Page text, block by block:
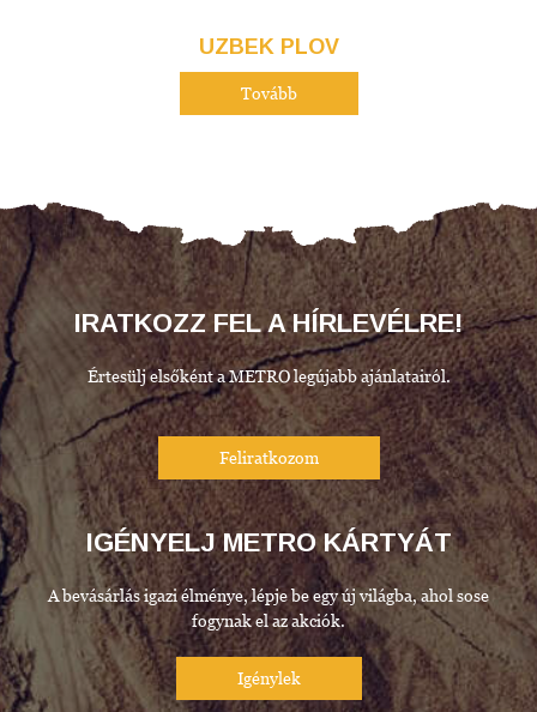
UZBEK PLOV
Tovább
IRATKOZZ FEL A HÍRLEVÉLRE!
Értesülj elsőként a METRO legújabb ajánlatairól.
IGÉNYELJ METRO KÁRTYÁT
A bevásárlás igazi élménye, lépje be egy új világba, ahol sose
fogynak el az akciók.